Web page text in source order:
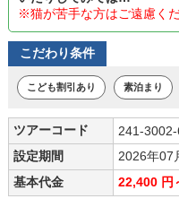
※猫が苦手な方はご遠慮くだ
こだわり条件
こども割引あり 素泊まり
ツアーコード
241-3002-
設定期間
2026年07
基本代金
22,400 円